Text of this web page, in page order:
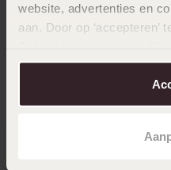
website, advertenties en
aan. Door op ‘accepteren’
over in onscookiebeleid.